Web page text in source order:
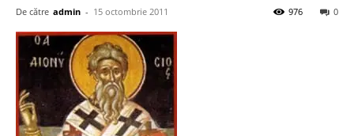
De către admin - 15 octombrie 2011 0
976